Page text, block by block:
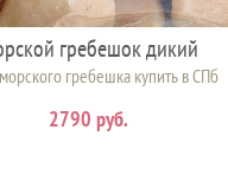
гребешок дикий
гребешка купить в СПб
2790 руб.